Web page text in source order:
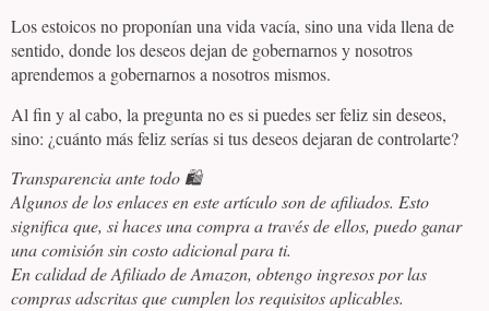
Los estoicos no proponían una vida vacía, sino una vida llena de
sentido, donde los deseos dejan de gobernarnos y nosotros
aprendemos a gobernarnos a nosotros mismos.
Al fin y al cabo, la pregunta no es si puedes ser feliz sin deseos,
sino: ¿cuánto más feliz serías si tus deseos dejaran de controlarte?
Transparencia ante todo 🛍️
Algunos de los enlaces en este artículo son de afiliados. Esto
significa que, si haces una compra a través de ellos, puedo ganar
una comisión sin costo adicional para ti.
En calidad de Afiliado de Amazon, obtengo ingresos por las
compras adscritas que cumplen los requisitos aplicables.